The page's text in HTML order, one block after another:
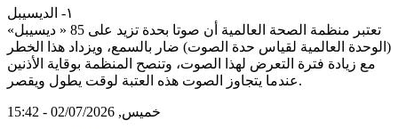
١- الديسيبل
تعتبر منظمة الصحة العالمية أن صوتا بحدة تزيد على 85 « ديسيبل»
(الوحدة العالمية لقياس حدة الصوت) ضار بالسمع، ويزداد هذا الخطر
مع زيادة فترة التعرض لهذا الصوت، وتنصح المنظمة بوقاية الأذنين
عندما يتجاوز الصوت هذه العتبة لوقت يطول ويقصر.
خميس, 02/07/2026 - 15:42